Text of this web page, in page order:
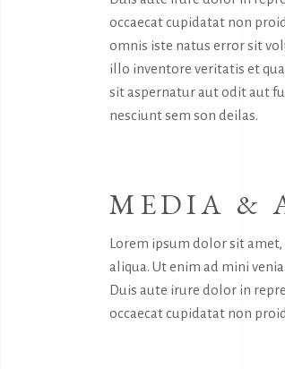
occaecat cupidatat non
omnis iste natus error sit
illo inventore veritatis et
sit aspernatur aut odit aut
nesciunt sem son deilas.
MEDIA &
Lorem ipsum dolor sit
aliqua. Ut enim ad mini
Duis aute irure dolor in
occaecat cupidatat non